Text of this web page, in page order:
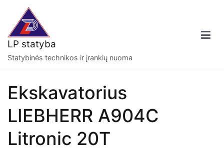
turinio
LP statyba
Statybinės technikos ir įrankių nuoma
Ekskavatorius
LIEBHERR A904C
Litronic 20T